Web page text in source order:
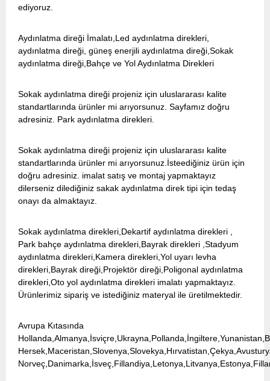
ediyoruz.
Aydınlatma direği İmalatı,Led aydınlatma direkleri,
aydınlatma direği, güneş enerjili aydınlatma direği,Sokak
aydınlatma direği,Bahçe ve Yol Aydınlatma Direkleri
Sokak aydınlatma direği projeniz için uluslararası kalite
standartlarında ürünler mi arıyorsunuz. Sayfamız doğru
adresiniz. Park aydınlatma direkleri.
Sokak aydınlatma direği projeniz için uluslararası kalite
standartlarında ürünler mi arıyorsunuz.İsteediğiniz ürün için
doğru adresiniz. imalat satış ve montaj yapmaktayız
dilerseniz dilediğiniz sakak aydınlatma direk tipi için tedaş
onayı da almaktayız.
Sokak aydınlatma direkleri,Dekartif aydınlatma direkleri ,
Park bahçe aydınlatma direkleri,Bayrak direkleri ,Stadyum
aydınlatma direkleri,Kamera direkleri,Yol uyarı levha
direkleri,Bayrak direği,Projektör direği,Poligonal aydınlatma
direkleri,Oto yol aydınlatma direkleri imalatı yapmaktayız.
Ürünlerimiz sipariş ve istediğiniz materyal ile üretilmektedir.
Avrupa Kıtasında